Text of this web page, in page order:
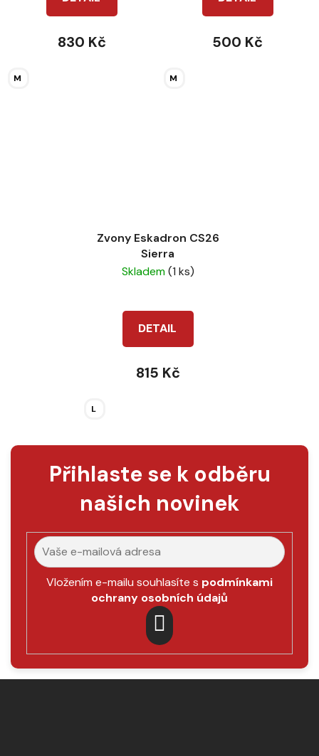
830 Kč
M
500 Kč
M
Zvony Eskadron CS26
Sierra
Skladem(1 ks)
DETAIL
815 Kč
L
Přihlaste se k odběru
našich novinek
Vložením e-mailu souhlasíte s podmínkami
ochrany osobních údajů
PŘIHLÁSIT
SE